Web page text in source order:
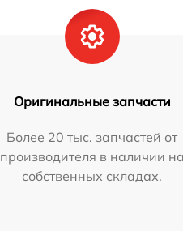
Оригинальные запчасти
Более 20 тыс. запчастей от
производителя в наличии на
собственных складах.